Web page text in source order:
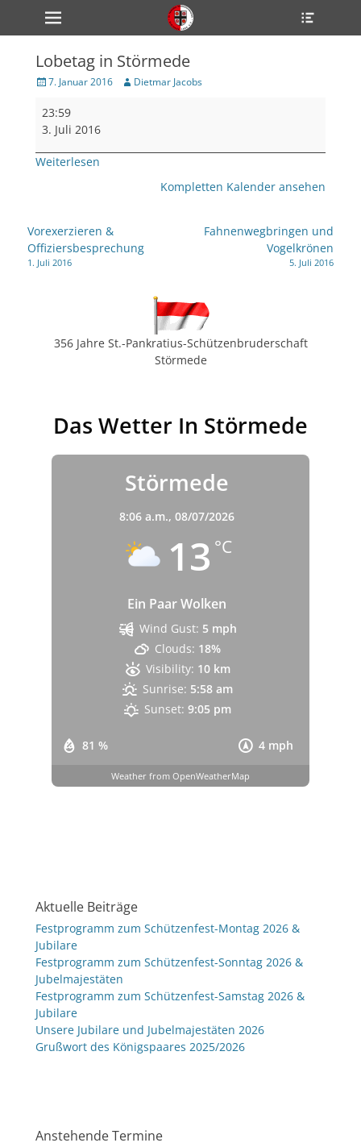
zum
Inhalt
Primärmenü
Lobetag in Störmede
Veröffentlicht
7. Januar 2016 Author
Dietmar Jacobs
Lobetag
in
Störmede
23:59
3. Juli 2016
Weiterlesen
Kompletten Kalender ansehen
Beitragsnavigation
Vorexerzieren &
Offiziersbesprechung
1. Juli 2016
Fahnenwegbringen und
Vogelkrönen
5. Juli 2016
356 Jahre St.-Pankratius-Schützenbruderschaft
Störmede
Das Wetter In Störmede
Störmede
8:06 a.m., 08/07/2026
13 °C
Ein Paar Wolken
81 % 4 mph
Wind Gust: 5 mph
Clouds: 18%
Visibility: 10 km
Sunrise: 5:58 am
Sunset: 9:05 pm
Weather from OpenWeatherMap
Aktuelle Beiträge
Festprogramm zum Schützenfest-Montag 2026 &
Jubilare
Festprogramm zum Schützenfest-Sonntag 2026 &
Jubelmajestäten
Festprogramm zum Schützenfest-Samstag 2026 &
Jubilare
Unsere Jubilare und Jubelmajestäten 2026
Grußwort des Königspaares 2025/2026
Anstehende Termine